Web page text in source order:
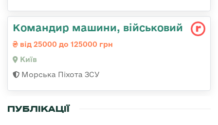
Командир машини, військовий
від 25000 до 125000 грн
Київ
Морська Піхота ЗСУ
ПУБЛІКАЦІЇ